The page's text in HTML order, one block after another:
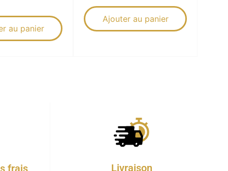
au panier
Ajouter au panier
frais Livraison